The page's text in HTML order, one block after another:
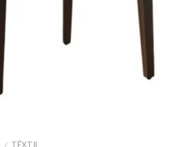
TÊXTIL